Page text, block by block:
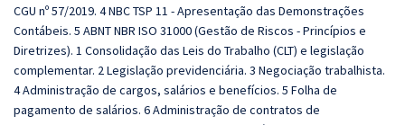
CGU nº 57/2019. 4 NBC TSP 11 - Apresentação das Demonstrações
Contábeis. 5 ABNT NBR ISO 31000 (Gestão de Riscos - Princípios e
Diretrizes). 1 Consolidação das Leis do Trabalho (CLT) e legislação
complementar. 2 Legislação previdenciária. 3 Negociação trabalhista.
4 Administração de cargos, salários e benefícios. 5 Folha de
pagamento de salários. 6 Administração de contratos de